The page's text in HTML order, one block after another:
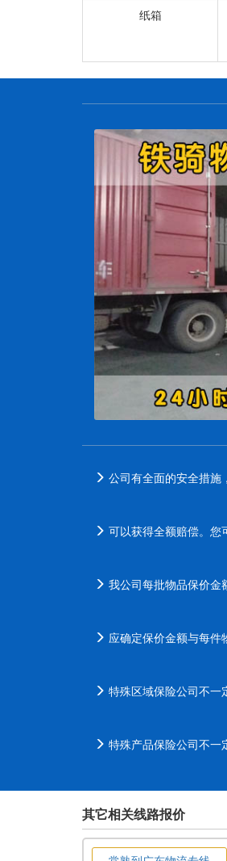
纸箱
公司有全面的安全措施
可以获得全额赔偿。您
我公司每批物品保价金
应确定保价金额与每件
特殊区域保险公司不一
特殊产品保险公司不一
其它相关线路报价